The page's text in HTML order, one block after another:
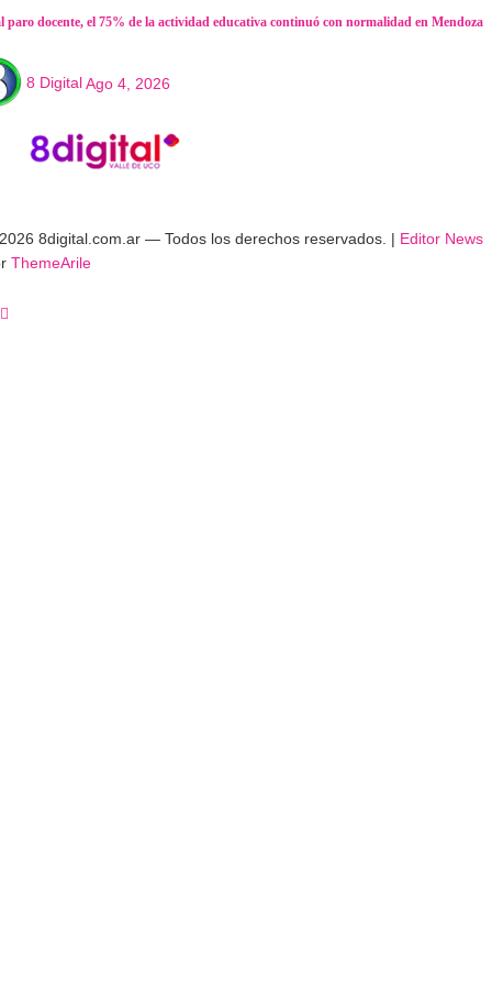
paro docente, el 75% de la actividad educativa continuó con normalidad en Mendoza
8 DigitalAgo 4, 2026
8digital.com.ar — Todos los derechos reservados. | Editor News
ThemeArile